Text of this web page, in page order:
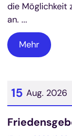
die Möglichkeit
an. ...
Mehr
15 Aug. 2026
Datum: 15.